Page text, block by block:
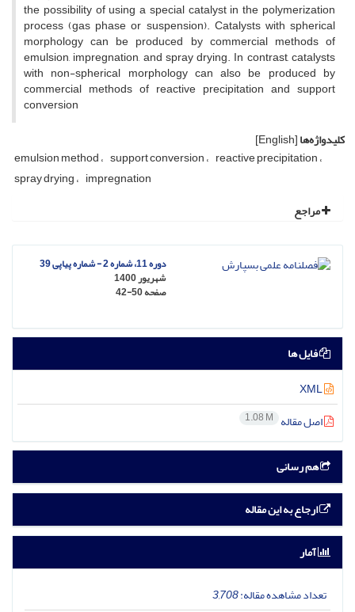
the possibility of using a special catalyst in the polymerization
process (gas phase or suspension). Catalysts with spherical
morphology can be produced by commercial methods of
emulsion, impregnation, and spray drying. In contrast, catalysts
with non-spherical morphology can also be produced by
commercial methods of reactive precipitation and support
conversion
کلیدواژه‌ها[English]
emulsion method support conversion reactive precipitation
spray drying impregnation
مراجع
دوره 11، شماره 2 - شماره پیاپی 39
شهریور 1400
صفحه42-50
فایل ها
اصل مقاله 1.08 M
هم رسانی
ارجاع به این مقاله
آمار
تعداد مشاهده مقاله:3,708